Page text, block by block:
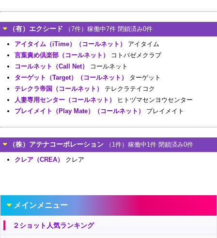
（有）エクシード （7件）稼働中7件 閉鎖済み0件
アイタイム（iTime）（コールネット）
アイタイム
言葉責め倶楽部（コールネット）
コトバゼメクラブ
コールネット（Call Net）
コールネット
ターゲット（Target）（コールネット）
ターゲット
テレクラ帝国（コールネット）
テレクラテイコク
人妻専用センター（コールネット）
ヒトヅマセンヨウセンター
プレイメイト（Play Mate）（コールネット）
プレイメイト
（株）アテナコーポレーション （1件）稼働中1件 閉鎖済み0件
クレア（CREA） クレア
メインメニュー
２ショット人気ランキング